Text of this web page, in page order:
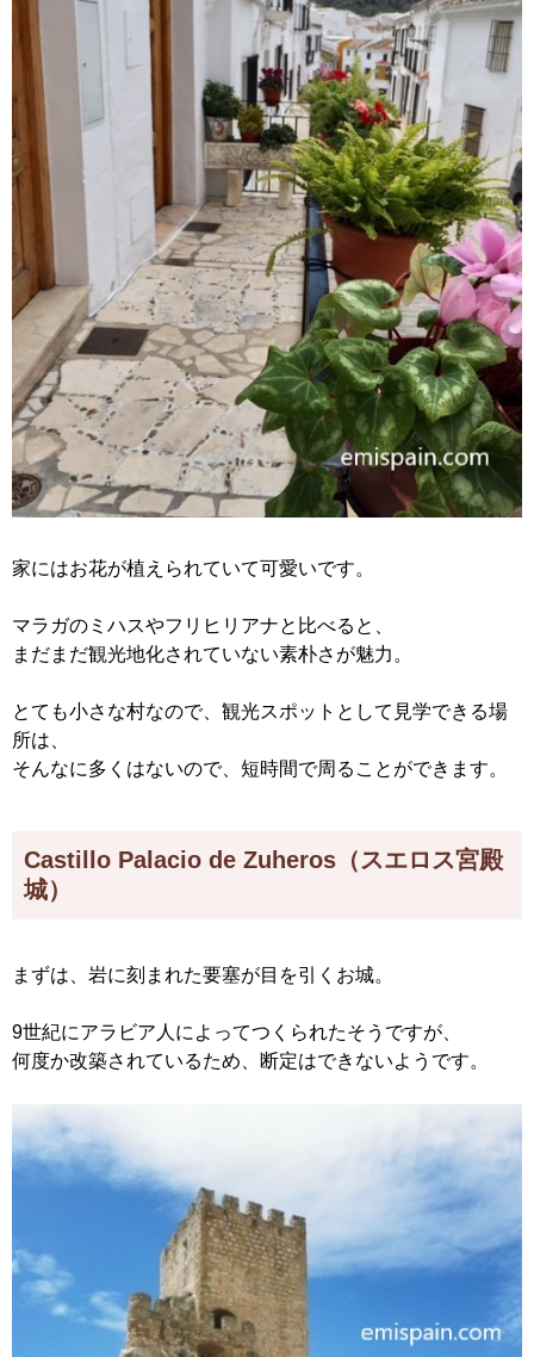
家にはお花が植えられていて可愛いです。
マラガのミハスやフリヒリアナと比べると、
まだまだ観光地化されていない素朴さが魅力。
とても小さな村なので、観光スポットとして見学できる場
所は、
そんなに多くはないので、短時間で周ることができます。
Castillo Palacio de Zuheros（スエロス宮殿
城）
まずは、岩に刻まれた要塞が目を引くお城。
9世紀にアラビア人によってつくられたそうですが、
何度か改築されているため、断定はできないようです。